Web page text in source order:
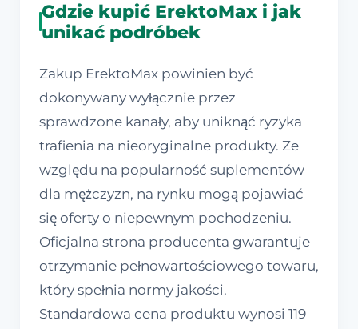
Gdzie kupić ErektoMax i jak
unikać podróbek
Zakup ErektoMax powinien być
dokonywany wyłącznie przez
sprawdzone kanały, aby uniknąć ryzyka
trafienia na nieoryginalne produkty. Ze
względu na popularność suplementów
dla mężczyzn, na rynku mogą pojawiać
się oferty o niepewnym pochodzeniu.
Oficjalna strona producenta gwarantuje
otrzymanie pełnowartościowego towaru,
który spełnia normy jakości.
Standardowa cena produktu wynosi 119